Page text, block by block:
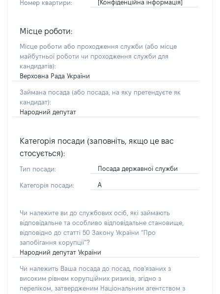
Номер квартири: [Конфіденційна інформація]
Місце роботи:
Місце роботи або проходження служби (або місце
майбутньої роботи чи проходження служби для
кандидатів):
Верховна Рада України
Займана посада (або посада, на яку претендуєте як
кандидат):
Народний депутат
Категорія посади (заповніть, якщо це вас
стосується):
Тип посади: Посада державної служби
Категорія посади: А
Чи належите ви до службових осіб, які займають
відповідальне та особливо відповідальне становище,
відповідно до статті 50 Закону України “Про
запобігання корупції”?
Народний депутат України
Чи належить Ваша посада до посад, пов'язаних з
високим рівнем корупційних ризиків, згідно з
переліком, затвердженим Національним агентством з